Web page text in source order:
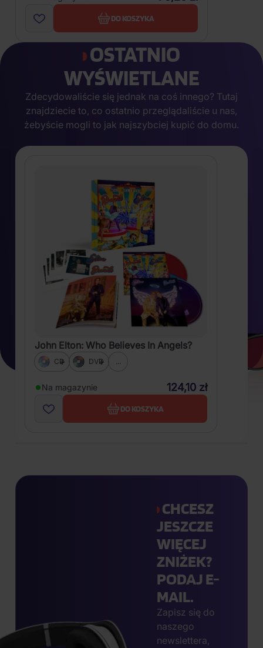
DO KOSZYKA
OSTATNIO
WYŚWIETLANE
Zdecydowaliście się jednak na coś innego? Tutaj
znajdziecie to, co ostatnio przeglądaliście u nas,
żebyście mogli to jak najszybciej kupić do domu.
John Elton: Who Believes In Angels?
CD DVD ...
Na magazynie 124,10 zł
DO KOSZYKA
CHCESZ
JESZCZE
WIĘCEJ
ZNIŻEK?
PODAJ E-
MAIL.
Zapisz się do
naszego
newslettera,